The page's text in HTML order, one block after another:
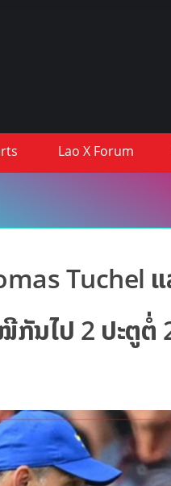
Lao X Forum
Tuchel
ກັນໄປ 2 ປະຕູຕໍ່